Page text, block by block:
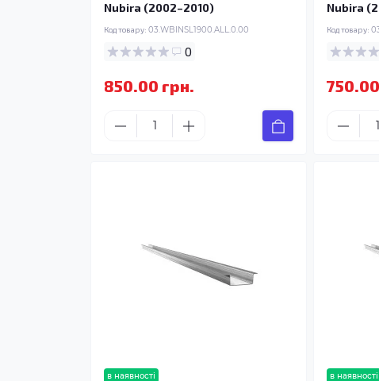
Nubira (2002–2010)
Код товару: 03.WBINSL1900.ALL.0.00
0
850.00 грн.
Nubira
Код товару:
в наявності в наявності